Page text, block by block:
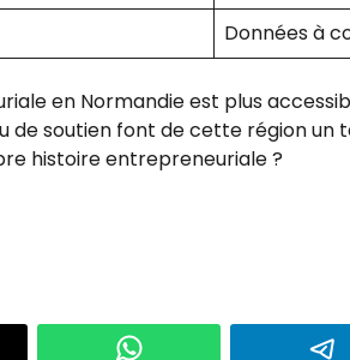
Données à
en Normandie est plus
de soutien font de cette région un
histoire entrepreneuriale ?